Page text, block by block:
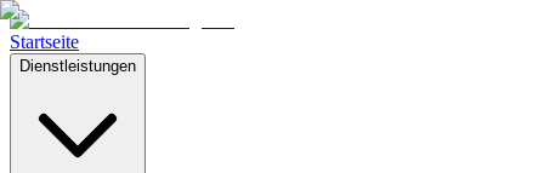
Startseite
Dienstleistungen